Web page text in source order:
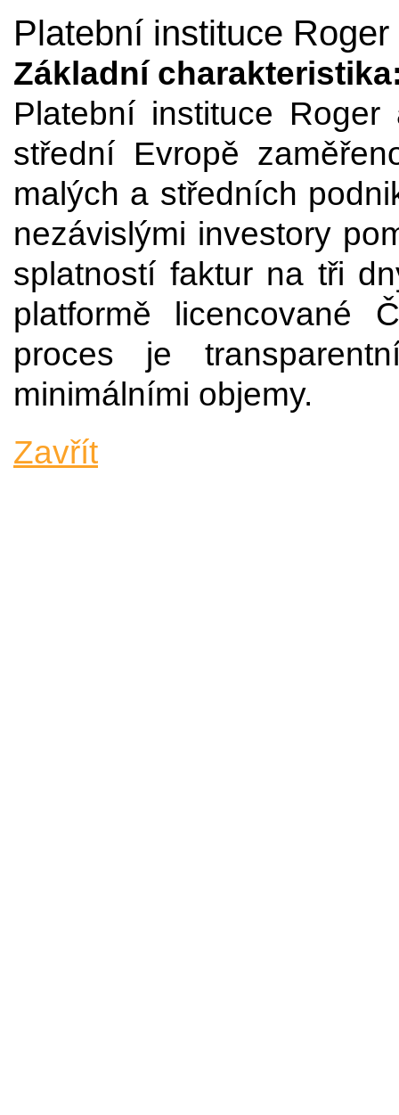
Platební instituce Roger
Základní
Platební instituce
střední Evropě
malých a středních
nezávislými investory
splatností faktur na tři
platformě licencované
proces je
minimálními objemy.
Zavřít